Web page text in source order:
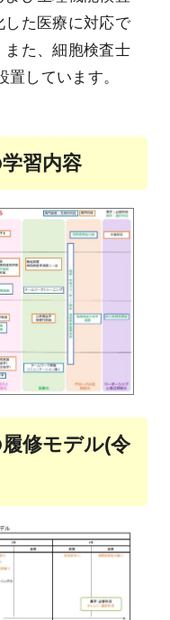
した医療に対応で
また、細胞検査士
しています。
習内容
修モデル(令